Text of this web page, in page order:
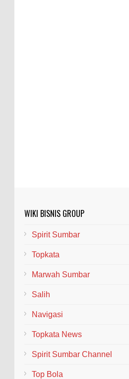
WIKI BISNIS GROUP
Spirit Sumbar
Topkata
Marwah Sumbar
Salih
Navigasi
Topkata News
Spirit Sumbar Channel
Top Bola